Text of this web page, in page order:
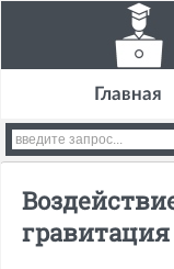
Главная
гравитация